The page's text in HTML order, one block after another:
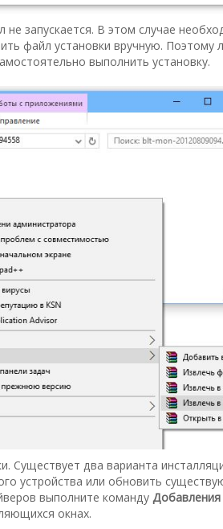
запускается. В этом случае
файл установки вручную. Поэтому
выполнить установку.
Существует два варианта
устройства или обновить
выполните команду Добавления
окнах.